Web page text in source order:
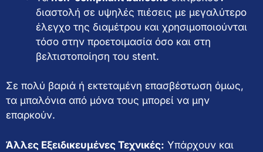
διαστολή σε υψηλές πιέσεις με μεγαλύτερο
έλεγχο της διαμέτρου και χρησιμοποιούνται
τόσο στην προετοιμασία όσο και στη
βελτιστοποίηση του stent.
Σε πολύ βαριά ή εκτεταμένη επασβέστωση όμως,
τα μπαλόνια από μόνα τους μπορεί να μην
επαρκούν.
Άλλες Εξειδικευμένες Τεχνικές: Υπάρχουν και